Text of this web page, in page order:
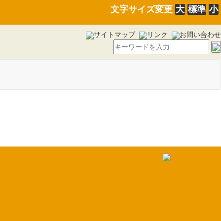
文字サイズ変更 大 標準 小
サイトマップ リンク お問い合わせ